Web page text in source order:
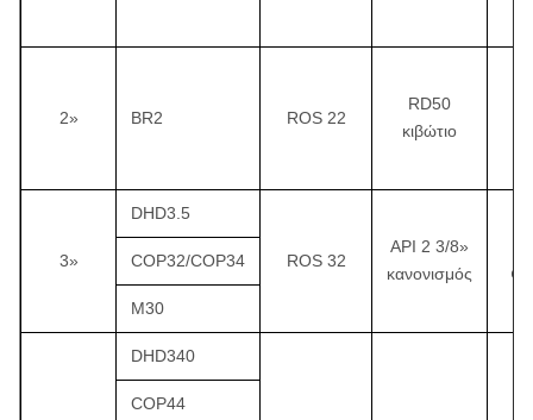
2» BR2 ROS 22
RD50
κιβώτιο
3»
DHD3.5
ROS 32
API 2 3/8»
κανονισμός
COP32/COP34
M30
DHD340
COP44